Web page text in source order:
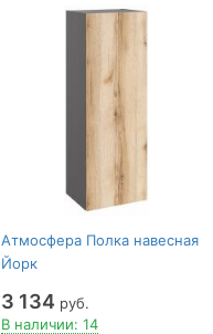
Атмосфера Полка навесная
Йорк
3 134 руб.
В наличии: 14